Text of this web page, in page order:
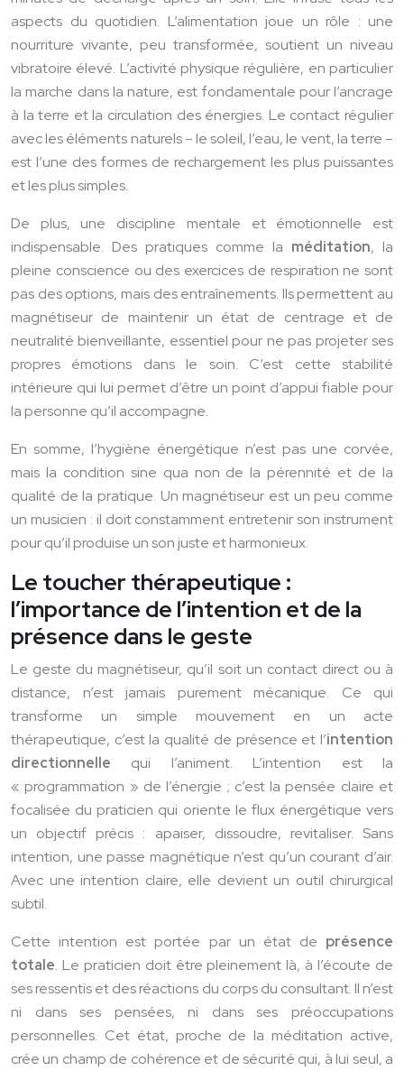
aspects du quotidien. L’alimentation joue un rôle : une
nourriture vivante, peu transformée, soutient un niveau
vibratoire élevé. L’activité physique régulière, en particulier
la marche dans la nature, est fondamentale pour l’ancrage
à la terre et la circulation des énergies. Le contact régulier
avec les éléments naturels – le soleil, l’eau, le vent, la terre –
est l’une des formes de rechargement les plus puissantes
et les plus simples.
De plus, une discipline mentale et émotionnelle est
indispensable. Des pratiques comme la méditation, la
pleine conscience ou des exercices de respiration ne sont
pas des options, mais des entraînements. Ils permettent au
magnétiseur de maintenir un état de centrage et de
neutralité bienveillante, essentiel pour ne pas projeter ses
propres émotions dans le soin. C’est cette stabilité
intérieure qui lui permet d’être un point d’appui fiable pour
la personne qu’il accompagne.
En somme, l’hygiène énergétique n’est pas une corvée,
mais la condition sine qua non de la pérennité et de la
qualité de la pratique. Un magnétiseur est un peu comme
un musicien : il doit constamment entretenir son instrument
pour qu’il produise un son juste et harmonieux.
Le toucher thérapeutique :
l’importance de l’intention et de la
présence dans le geste
Le geste du magnétiseur, qu’il soit un contact direct ou à
distance, n’est jamais purement mécanique. Ce qui
transforme un simple mouvement en un acte
thérapeutique, c’est la qualité de présence et l’intention
directionnelle qui l’animent. L’intention est la
« programmation » de l’énergie ; c’est la pensée claire et
focalisée du praticien qui oriente le flux énergétique vers
un objectif précis : apaiser, dissoudre, revitaliser. Sans
intention, une passe magnétique n’est qu’un courant d’air.
Avec une intention claire, elle devient un outil chirurgical
subtil.
Cette intention est portée par un état de présence
totale. Le praticien doit être pleinement là, à l’écoute de
ses ressentis et des réactions du corps du consultant. Il n’est
ni dans ses pensées, ni dans ses préoccupations
personnelles. Cet état, proche de la méditation active,
crée un champ de cohérence et de sécurité qui, à lui seul, a